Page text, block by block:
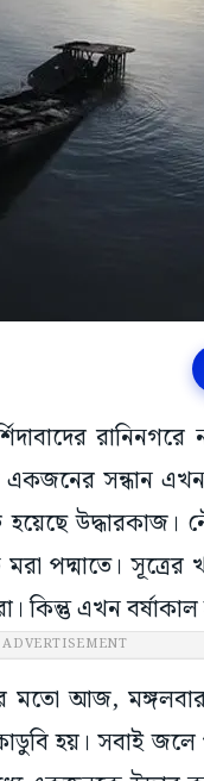
সন্ধান এখনও
উদ্ধারকাজ।
মরা পদ্মাতে।
কিন্তু এখন
ADVERTISEMENT
মতো আজ,
হয়। সবাই জলে